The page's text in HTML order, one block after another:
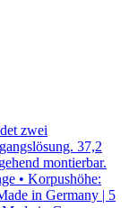
zwei
37,2
montierbar.
• Korpushöhe:
in Germany | 5